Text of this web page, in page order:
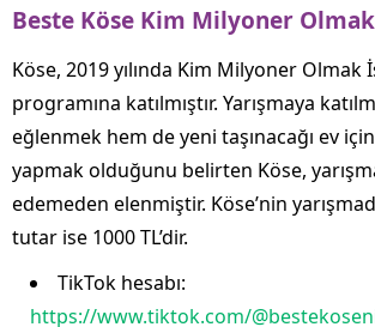
Beste Köse Kim Milyoner
Köse, 2019 yılında Kim Milyoner Olmak
programına katılmıştır. Yarışmaya
eğlenmek hem de yeni taşınacağı ev
yapmak olduğunu belirten Köse,
edemeden elenmiştir. Köse’nin
tutar ise 1000 TL’dir.
TikTok hesabı:
https://www.tiktok.com/